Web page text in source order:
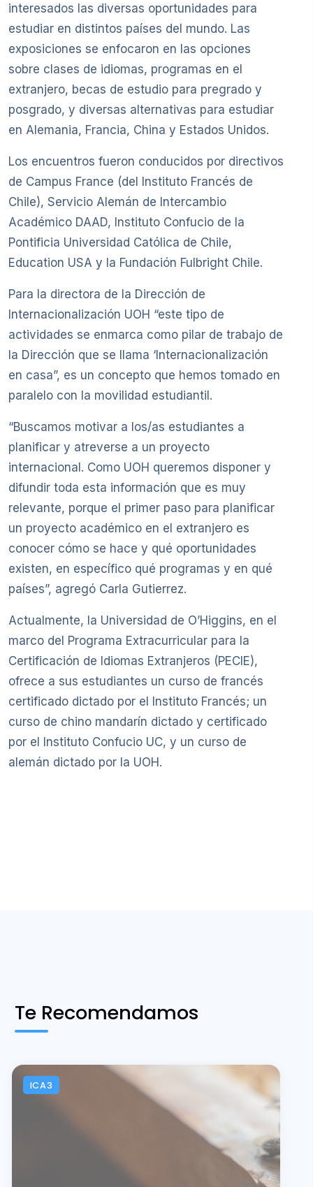
interesados las diversas oportunidades para
estudiar en distintos países del mundo. Las
exposiciones se enfocaron en las opciones
sobre clases de idiomas, programas en el
extranjero, becas de estudio para pregrado y
posgrado, y diversas alternativas para estudiar
en Alemania, Francia, China y Estados Unidos.
Los encuentros fueron conducidos por directivos
de Campus France (del Instituto Francés de
Chile), Servicio Alemán de Intercambio
Académico DAAD, Instituto Confucio de la
Pontificia Universidad Católica de Chile,
Education USA y la Fundación Fulbright Chile.
Para la directora de la Dirección de
Internacionalización UOH “este tipo de
actividades se enmarca como pilar de trabajo de
la Dirección que se llama ‘Internacionalización
en casa”, es un concepto que hemos tomado en
paralelo con la movilidad estudiantil.
“Buscamos motivar a los/as estudiantes a
planificar y atreverse a un proyecto
internacional. Como UOH queremos disponer y
difundir toda esta información que es muy
relevante, porque el primer paso para planificar
un proyecto académico en el extranjero es
conocer cómo se hace y qué oportunidades
existen, en específico qué programas y en qué
países”, agregó Carla Gutierrez.
Actualmente, la Universidad de O’Higgins, en el
marco del Programa Extracurricular para la
Certificación de Idiomas Extranjeros (PECIE),
ofrece a sus estudiantes un curso de francés
certificado dictado por el Instituto Francés; un
curso de chino mandarín dictado y certificado
por el Instituto Confucio UC, y un curso de
alemán dictado por la UOH.
Te Recomendamos
ICA3